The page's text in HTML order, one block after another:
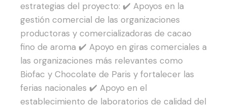
estrategias del proyecto: ✔️ Apoyos en la
gestión comercial de las organizaciones
productoras y comercializadoras de cacao
fino de aroma ✔️ Apoyo en giras comerciales a
las organizaciones más relevantes como
Biofac y Chocolate de Paris y fortalecer las
ferias nacionales ✔️ Apoyo en el
establecimiento de laboratorios de calidad del